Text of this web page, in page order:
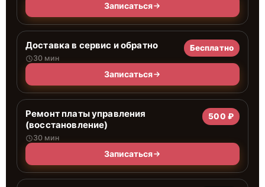
Записаться
Доставка в сервис и обратно
30 мин
Бесплатно
Записаться
Ремонт платы управления
(восстановление)
30 мин
500 ₽
Записаться